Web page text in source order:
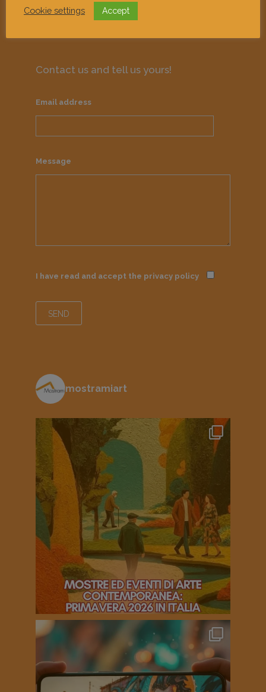
responsabilità sociale.
Contact us and tell us yours!
Email address
Message
I have read and accept the privacy policy
mostramiart
Cookie settings Accept